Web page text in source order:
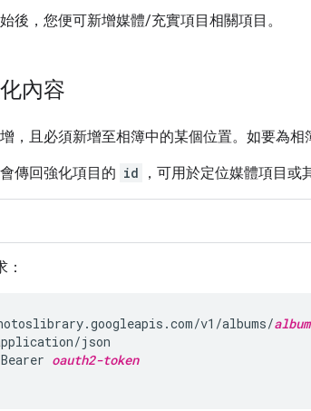
後，您便可新增媒體/充實項目相關項目。
內容
增，且必須新增至相簿中的某個位置。如要為
傳回強化項目的 id ，可用於定位媒體項目或
：
v1/albums/
json
oauth2-token